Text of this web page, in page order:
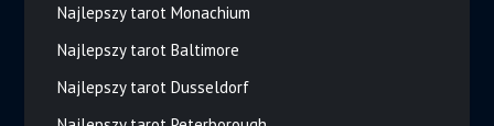
Najlepszy tarot Monachium
Najlepszy tarot Baltimore
Najlepszy tarot Dusseldorf